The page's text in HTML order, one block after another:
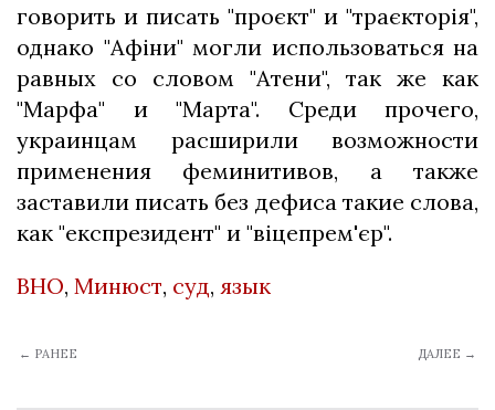
говорить и писать "проєкт" и "траєкторія",
однако "Афіни" могли использоваться на
равных со словом "Атени", так же как
"Марфа" и "Марта". Среди прочего,
украинцам расширили возможности
применения феминитивов, а также
заставили писать без дефиса такие слова,
как "експрезидент" и "віцепрем'єр".
ВНО, Минюст, суд, язык
← РАНЕЕ ДАЛЕЕ →